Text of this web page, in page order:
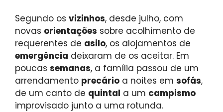
Segundo os vizinhos, desde julho, com
novas orientações sobre acolhimento de
requerentes de asilo, os alojamentos de
emergência deixaram de os aceitar. Em
poucas semanas, a família passou de um
arrendamento precário a noites em sofás,
de um canto de quintal a um campismo
improvisado junto a uma rotunda.